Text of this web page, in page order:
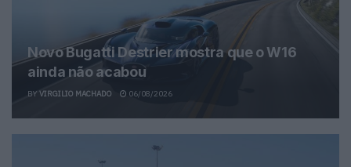
Novo Bugatti Destrier mostra que o W16
ainda não acabou
BY VIRGILIO MACHADO 06/08/2026